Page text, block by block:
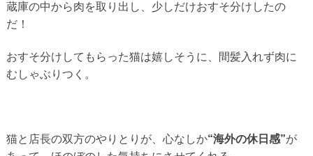
蔵庫の中から肉を取り出し、少しだけおすそ分けしたの
だ！
おすそ分けしてもらった猫は嬉しそうに、間髪入れず肉に
むしゃぶりつく。
猫と店長の双方のやりとりが、心なしか“海外の休日感”が